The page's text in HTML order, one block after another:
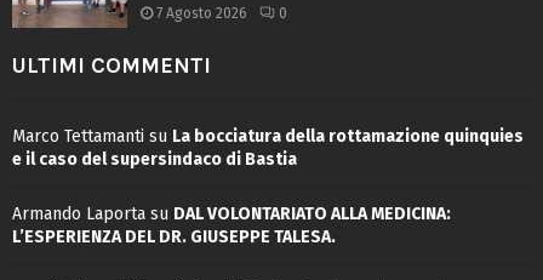
7 Agosto 2026 0
ULTIMI COMMENTI
Marco Tettamanti su La bocciatura della rottamazione quinquies
e il caso del supersindaco di Bastia
Armando Laporta su DAL VOLONTARIATO ALLA MEDICINA:
L’ESPERIENZA DEL DR. GIUSEPPE TALESA.